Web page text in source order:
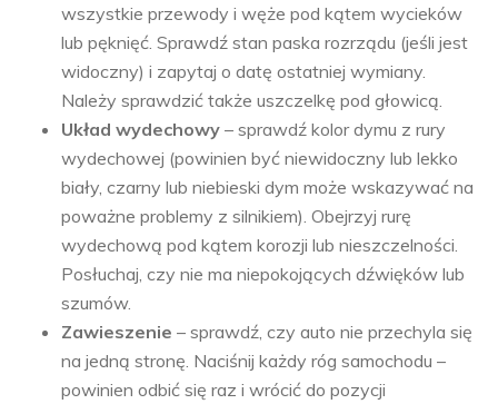
wszystkie przewody i węże pod kątem wycieków
lub pęknięć. Sprawdź stan paska rozrządu (jeśli jest
widoczny) i zapytaj o datę ostatniej wymiany.
Należy sprawdzić także uszczelkę pod głowicą.
Układ wydechowy – sprawdź kolor dymu z rury
wydechowej (powinien być niewidoczny lub lekko
biały, czarny lub niebieski dym może wskazywać na
poważne problemy z silnikiem). Obejrzyj rurę
wydechową pod kątem korozji lub nieszczelności.
Posłuchaj, czy nie ma niepokojących dźwięków lub
szumów.
Zawieszenie – sprawdź, czy auto nie przechyla się
na jedną stronę. Naciśnij każdy róg samochodu –
powinien odbić się raz i wrócić do pozycji